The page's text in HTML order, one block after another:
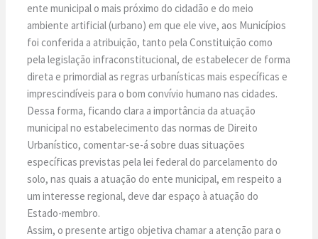
ente municipal o mais próximo do cidadão e do meio
ambiente artificial (urbano) em que ele vive, aos Municípios
foi conferida a atribuição, tanto pela Constituição como
pela legislação infraconstitucional, de estabelecer de forma
direta e primordial as regras urbanísticas mais específicas e
imprescindíveis para o bom convívio humano nas cidades.
Dessa forma, ficando clara a importância da atuação
municipal no estabelecimento das normas de Direito
Urbanístico, comentar-se-á sobre duas situações
específicas previstas pela lei federal do parcelamento do
solo, nas quais a atuação do ente municipal, em respeito a
um interesse regional, deve dar espaço à atuação do
Estado-membro.
Assim, o presente artigo objetiva chamar a atenção para o